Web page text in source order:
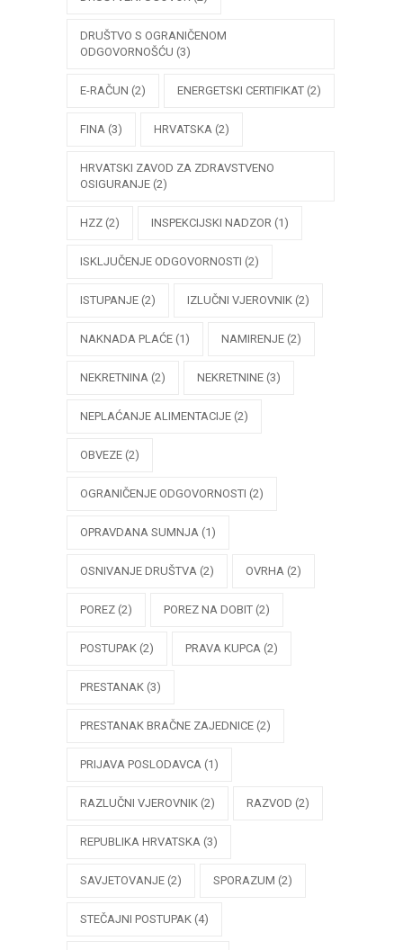
DRUŠTVO S OGRANIČENOM
ODGOVORNOŠĆU (3)
E-RAČUN (2) ENERGETSKI CERTIFIKAT (2)
FINA (3) HRVATSKA (2)
HRVATSKI ZAVOD ZA ZDRAVSTVENO
OSIGURANJE (2)
HZZ (2) INSPEKCIJSKI NADZOR (1)
ISKLJUČENJE ODGOVORNOSTI (2)
ISTUPANJE (2) IZLUČNI VJEROVNIK (2)
NAKNADA PLAĆE (1) NAMIRENJE (2)
NEKRETNINA (2) NEKRETNINE (3)
NEPLAĆANJE ALIMENTACIJE (2)
OBVEZE (2)
OGRANIČENJE ODGOVORNOSTI (2)
OPRAVDANA SUMNJA (1)
OSNIVANJE DRUŠTVA (2) OVRHA (2)
POREZ (2) POREZ NA DOBIT (2)
POSTUPAK (2) PRAVA KUPCA (2)
PRESTANAK (3)
PRESTANAK BRAČNE ZAJEDNICE (2)
PRIJAVA POSLODAVCA (1)
RAZLUČNI VJEROVNIK (2) RAZVOD (2)
REPUBLIKA HRVATSKA (3)
SAVJETOVANJE (2) SPORAZUM (2)
STEČAJNI POSTUPAK (4)